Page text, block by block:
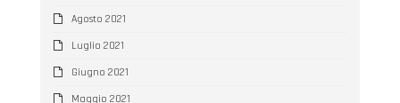
Agosto 2021
Luglio 2021
Giugno 2021
Maggio 2021